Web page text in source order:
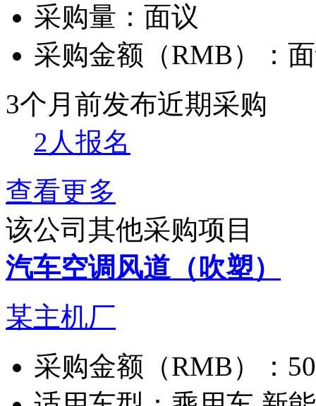
采购量： 面议
采购金额（RMB）：
3个月前发布近期采购
2人报名
查看更多
该公司其他采购项目
汽车空调风道（吹塑）
某主机厂
采购金额（RMB）：